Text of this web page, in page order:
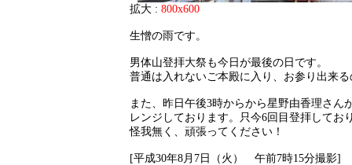
拡大 : 800x600
生憎の雨です。
男体山登拝大祭も今日が最後の日です。
普通は入れないご本殿に入り、お参り出来
また、昨日午後3時からから星野由香理さん
レンジしております。只今6回目登拝してお
怪我無く、頑張ってください！
[平成30年8月7日（火） 午前7時15分撮影]